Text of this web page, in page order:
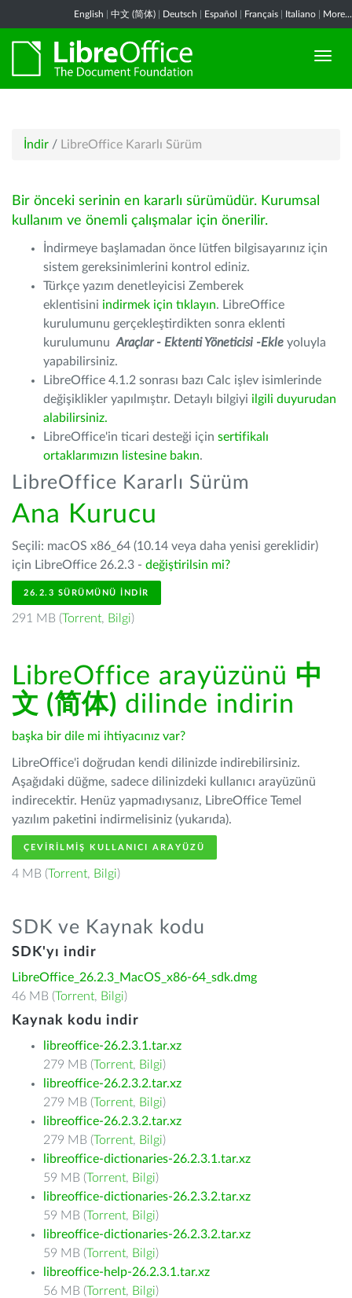
English 中文 (简体) Deutsch Español Français Italiano More...
İndir / LibreOffice Kararlı Sürüm
Bir önceki serinin en kararlı sürümüdür. Kurumsal
kullanım ve önemli çalışmalar için önerilir.
İndirmeye başlamadan önce lütfen bilgisayarınız için
sistem gereksinimlerini kontrol ediniz.
Türkçe yazım denetleyicisi Zemberek
eklentisini indirmek için tıklayın. LibreOffice
kurulumunu gerçekleştirdikten sonra eklenti
kurulumunu Araçlar - Ektenti Yöneticisi -Ekle yoluyla
yapabilirsiniz.
LibreOffice 4.1.2 sonrası bazı Calc işlev isimlerinde
değişiklikler yapılmıştır. Detaylı bilgiyi ilgili duyurudan
alabilirsiniz.
LibreOffice'in ticari desteği için sertifikalı
ortaklarımızın listesine bakın.
LibreOffice Kararlı Sürüm
Ana Kurucu
Seçili: macOS x86_64 (10.14 veya daha yenisi gereklidir)
için LibreOffice 26.2.3 - değiştirilsin mi?
26.2.3 SÜRÜMÜNÜ İNDIR
291 MB (Torrent, Bilgi)
LibreOffice arayüzünü 中
文 (简体) dilinde indirin
başka bir dile mi ihtiyacınız var?
LibreOffice'i doğrudan kendi dilinizde indirebilirsiniz.
Aşağıdaki düğme, sadece dilinizdeki kullanıcı arayüzünü
indirecektir. Henüz yapmadıysanız, LibreOffice Temel
yazılım paketini indirmelisiniz (yukarıda).
ÇEVIRILMIŞ KULLANICI ARAYÜZÜ
4 MB (Torrent, Bilgi)
SDK ve Kaynak kodu
SDK'yı indir
LibreOffice_26.2.3_MacOS_x86-64_sdk.dmg
46 MB (Torrent, Bilgi)
Kaynak kodu indir
libreoffice-26.2.3.1.tar.xz
279 MB (Torrent, Bilgi)
libreoffice-26.2.3.2.tar.xz
279 MB (Torrent, Bilgi)
libreoffice-26.2.3.2.tar.xz
279 MB (Torrent, Bilgi)
libreoffice-dictionaries-26.2.3.1.tar.xz
59 MB (Torrent, Bilgi)
libreoffice-dictionaries-26.2.3.2.tar.xz
59 MB (Torrent, Bilgi)
libreoffice-dictionaries-26.2.3.2.tar.xz
59 MB (Torrent, Bilgi)
libreoffice-help-26.2.3.1.tar.xz
56 MB (Torrent, Bilgi)